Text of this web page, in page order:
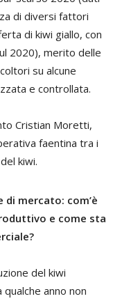
di diversi fattori
di kiwi giallo, con
2020), merito delle
su alcune
e controllata.
Cristian Moretti,
faentina tra i
kiwi.
di mercato: com’è
e come sta
del kiwi
anno non